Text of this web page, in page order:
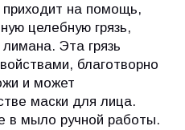
приходит на помощь,
целебную грязь,
лимана. Эта грязь
благотворно
и может
маски для лица.
в мыло ручной работы.